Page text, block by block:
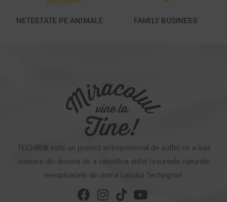
NETESTATE PE ANIMALE FAMILY BUSINESS
TECHIR® este un proiect antreprenorial de suflet ce a luat
nastere din dorinta de a valorifica altfel resursele naturale
neexploatate din inima Lacului Techirghiol.